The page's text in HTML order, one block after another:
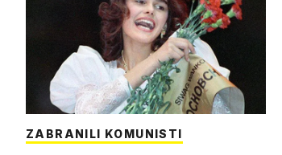
ZABRANILI KOMUNISTI